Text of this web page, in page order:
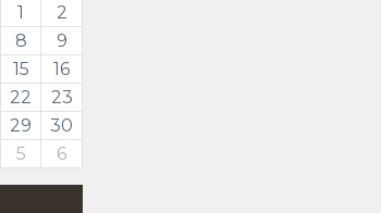
1
2
8
9
15
16
22
23
29
30
5 6